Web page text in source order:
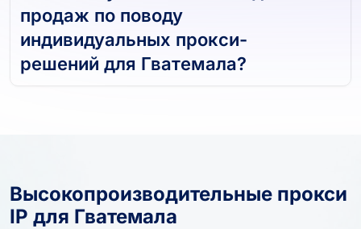
продаж по поводу
индивидуальных прокси-
решений для Гватемала?
Высокопроизводительные прокси
IP для Гватемала